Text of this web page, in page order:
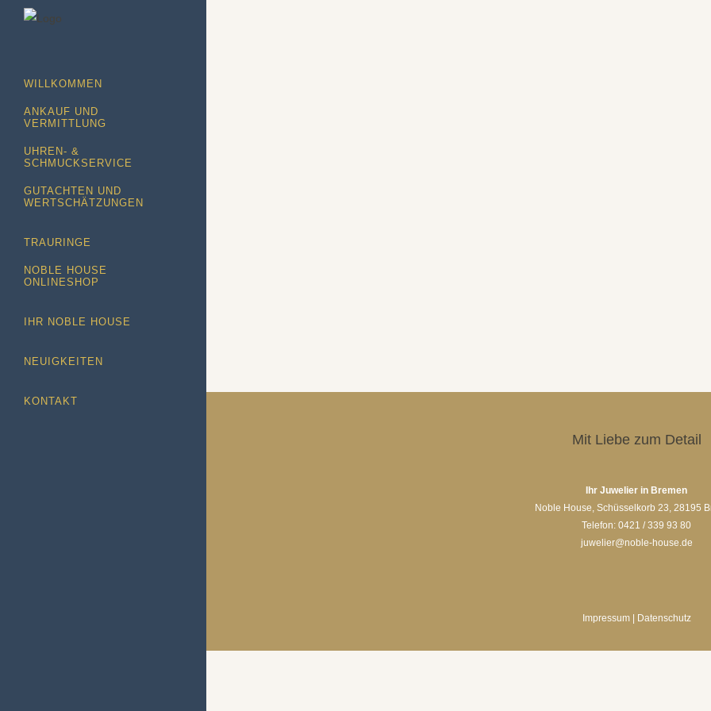
WILLKOMMEN
ANKAUF UND
VERMITTLUNG
UHREN- &
SCHMUCKSERVICE
GUTACHTEN UND
WERTSCHÄTZUNGEN
TRAURINGE
NOBLE HOUSE
ONLINESHOP
IHR NOBLE HOUSE
NEUIGKEITEN
KONTAKT
Mit Liebe zum Detail
Ihr Juwelier in Bremen
Noble House, Schüsselkorb 23, 28195
Telefon: 0421 / 339 93 80
juwelier@noble-house.de
Impressum| Datenschutz